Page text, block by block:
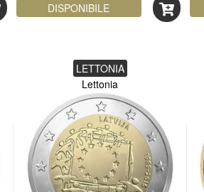
DISPONIBILE
LETTONIA
Lettonia